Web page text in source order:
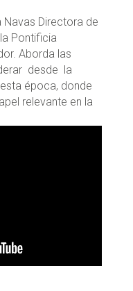
Navas Directora de
Pontificia
Aborda las
desde la
época, donde
relevante en la